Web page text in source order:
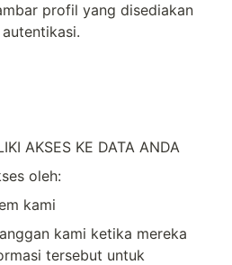
profil yang disediakan
AKSES KE DATA ANDA
oleh:
kami
kami ketika mereka
tersebut untuk